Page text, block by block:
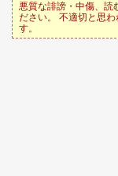
悪質な誹謗・中傷、読
ださい。 不適切と思
す。